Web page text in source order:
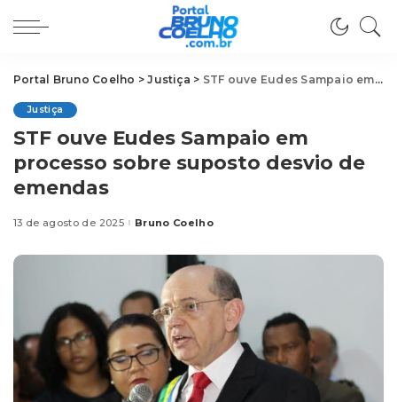
Portal Bruno Coelho >Justiça > STF ouve Eudes Sampaio em processo sobre suposto desvio de emendas
Justiça
STF ouve Eudes Sampaio em
processo sobre suposto desvio de
emendas
13 de agosto de 2025Posted
Bruno Coelho